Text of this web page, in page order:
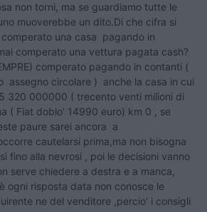
non torni, ma se guardiamo tutte le
muoverebbe un dito.Di che cifra si
una casa pagando in
comperato una vettura pagata cash?
comperato pagando in contanti (
assegno circolare ) anche la casa in cui
320 000000 ( trecento venti milioni di
( Fiat doblo' 14990 euro) km 0 , se
paure sarei ancora a
cautelarsi prima,ma non bisogna
fino alla nevrosi , poi le decisioni vanno
serve chiedere a destra e a manca,
ogni risposta data non conosce le
ne del venditore ,percio' i consigli